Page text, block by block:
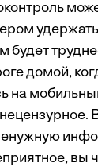
домой,
на
вы